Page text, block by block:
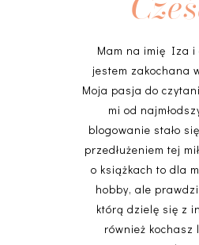
Mam na imię Iza i
jestem zakochana
Moja pasja do
mi od
blogowanie stało
przedłużeniem tej
o książkach to dla
hobby, ale
którą dzielę się z
również kochasz